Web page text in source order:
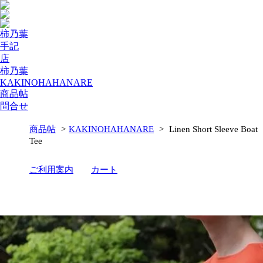
柿乃葉
手記
店
柿乃葉
KAKINOHAHANARE
商品帖
問合せ
商品帖 > KAKINOHAHANARE > Linen Short Sleeve Boat
Tee
ご利用案内 カート